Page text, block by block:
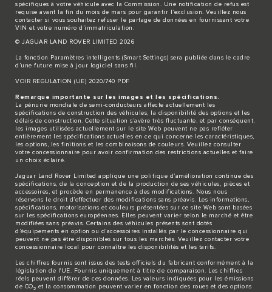
spécifiques à votre véhicule avec la Commission. Une notification de refus est
requise avant la fin du mois de mars pour garantir l’exclusion. Veuillez nous
contacter si vous souhaitez refuser le partage de données en fournissant votre
VIN et votre numéro d’immatriculation.
© JAGUAR LAND ROVER LIMITED 2026
La fonction Paramètres intelligents (Smart Settings) sera publiée dans le cadre
d’une future mise à jour logiciel sans fil.
VOIR REGULATION (UE) 2020/740 PDF
Remarque importante sur les images et les spécifications.
La pénurie mondiale de semi-conducteurs affecte actuellement les
spécifications de construction des véhicules, la disponibilité des options et les
délais de construction. Cette situation s’avère très fluctuante, et par conséquent,
les images utilisées actuellement sur le site Web peuvent ne pas refléter
entièrement les spécifications actuelles en ce qui concerne les caractéristiques,
les options, les finitions et les combinaisons de couleurs. Veuillez consulter
votre concessionnaire pour avoir confirmation des restrictions actuelles et faire
un choix éclairé.
Jaguar Land Rover Limited applique une politique d’amélioration continue des
spécifications, de la conception et de la production de ses véhicules, pièces et
accessoires, et procède en permanence à des modifications. Nous nous
réservons le droit d’effectuer des modifications sans préavis. Les informations,
spécifications, motorisations et couleurs présentées sur ce site Web sont basées
sur les spécifications européennes. Elles peuvent varier selon le marché et être
modifiées sans préavis. Certains des véhicules présents sont dotés
d’équipements en option ou d’accessoires installés par le concessionnaire qui
peuvent ne pas être disponibles sur tous les marchés. Veuillez contacter votre
concessionnaire local pour connaître les disponibilités et les tarifs.
Les chiffres fournis sont issus des tests officiels du fabricant conformément à la
législation de l'UE. Fournis uniquement à titre de comparaison. Les chiffres
réels peuvent différer de ces données. Les valeurs indiquées pour les émissions
de CO2 et la consommation peuvent varier en fonction des roues et des options